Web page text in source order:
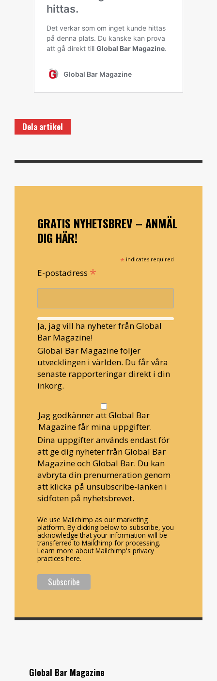
Dela artikel
GRATIS NYHETSBREV – ANMÄL
DIG HÄR!
* indicates required
E-postadress *
Ja, jag vill ha nyheter från Global
Bar Magazine!
Global Bar Magazine följer
utvecklingen i världen. Du får våra
senaste rapporteringar direkt i din
inkorg.
Jag godkänner att Global Bar
Magazine får mina uppgifter.
Dina uppgifter används endast för
att ge dig nyheter från Global Bar
Magazine och Global Bar. Du kan
avbryta din prenumeration genom
att klicka på unsubscribe-länken i
sidfoten på nyhetsbrevet.
We use Mailchimp as our marketing
platform. By clicking below to subscribe, you
acknowledge that your information will be
transferred to Mailchimp for processing.
Learn more about Mailchimp's privacy
practices here.
Global Bar Magazine